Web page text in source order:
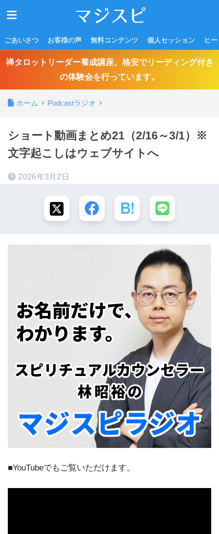
ごあいさつ お客様の声 無料コンテンツ 個人セッション ヒ
禅タロットリーダー養成講座、格安でリーディング付き
の体験会を行っています。
ホーム Podcastラジオ
ショート動画まとめ21（2/16～3/1）※
文字起こしはウェブサイトへ
2026年3月2日
■YouTubeでもご覧いただけます。